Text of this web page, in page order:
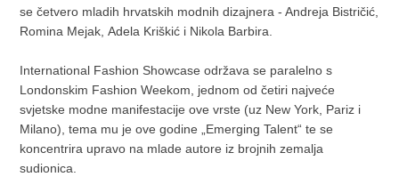
se četvero mladih hrvatskih modnih dizajnera - Andreja Bistričić,
Romina Mejak, Adela Kriškić i Nikola Barbira.
International Fashion Showcase održava se paralelno s
Londonskim Fashion Weekom, jednom od četiri najveće
svjetske modne manifestacije ove vrste (uz New York, Pariz i
Milano), tema mu je ove godine „Emerging Talent“ te se
koncentrira upravo na mlade autore iz brojnih zemalja
sudionica.